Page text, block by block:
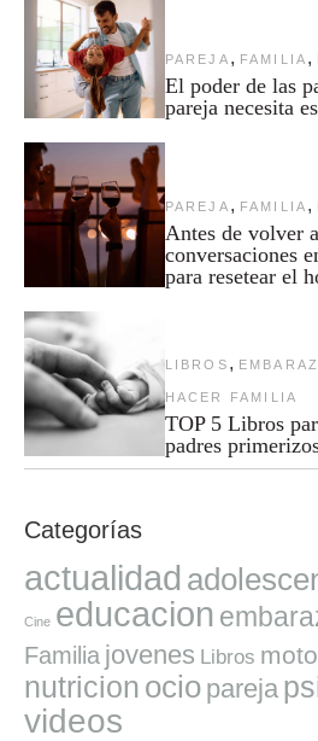
PAREJA , FAMILIA ,
El poder de las
pareja necesita
PAREJA , FAMILIA ,
Antes de volver
conversaciones
para resetear el
LIBROS ,
HACER FAMILIA
TOP 5 Libros
padres
Categorías
actualidad
Cine educacion
Familia jovenes Libros
nutricion ocio pareja
videos